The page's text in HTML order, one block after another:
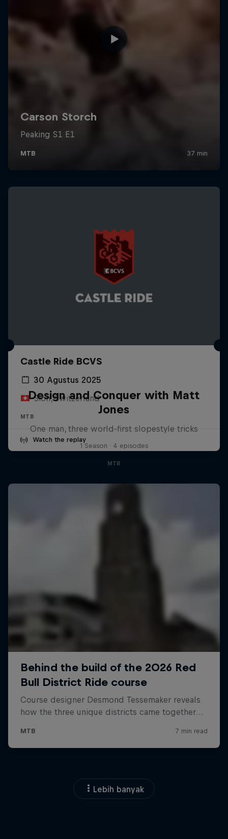
Castle Ride BCVS
30 Agustus 2025
Sion, Switzerland
MTB
Watch the replay
Design and Conquer with Matt
Jones
One man, three world-first slopestyle tricks
1 Season · 4 episodes
MTB
Lebih banyak